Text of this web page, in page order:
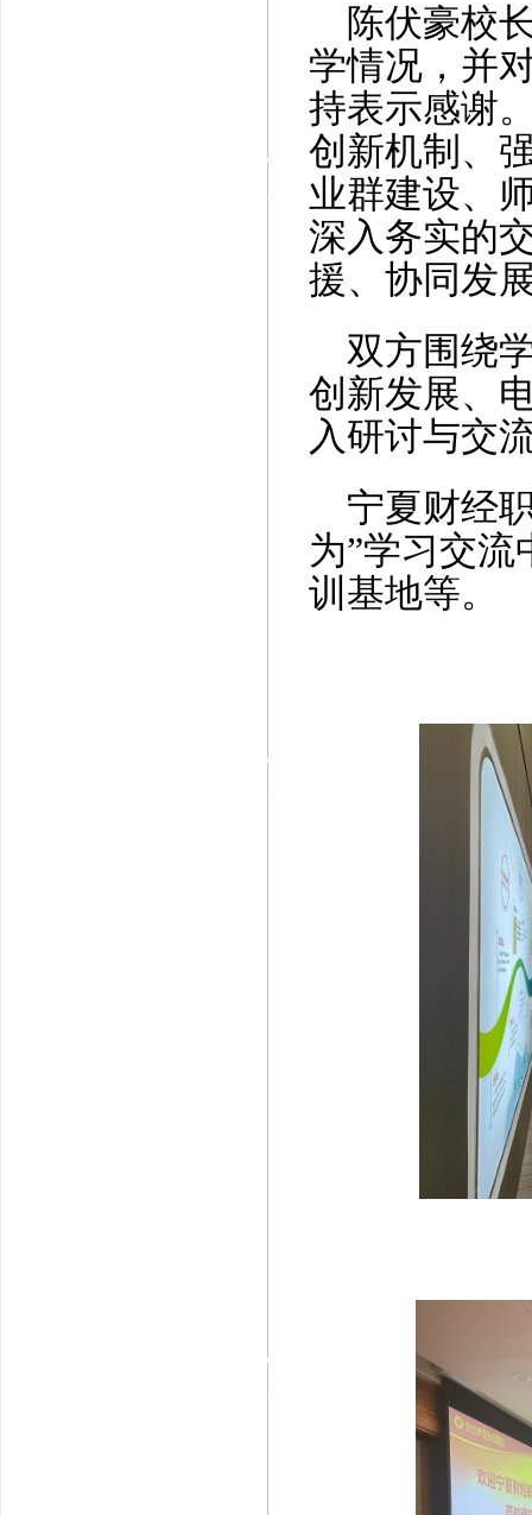
陈伏豪校
学情况，并
持表示感谢
创新机制、
业群建设、
深入务实的
援、协同发
双方围绕
创新发展、
入研讨与交
宁夏财经
为”学习交
训基地等。